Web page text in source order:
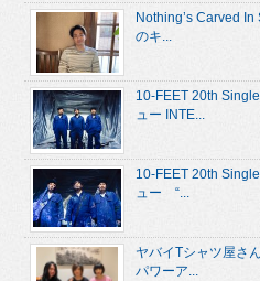
Nothing’s Carved
のキ...
10-FEET 20th
ュー INTE...
10-FEET 20th
ュー “...
ヤバイTシャツ屋さ
パワーア...